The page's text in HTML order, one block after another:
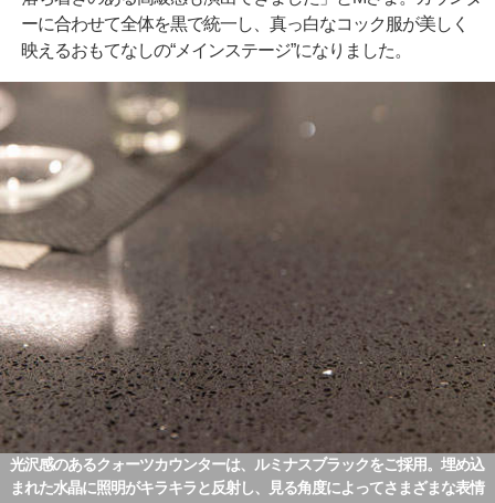
ーに合わせて全体を黒で統一し、真っ白なコック服が美しく
映えるおもてなしの“メインステージ”になりました。
光沢感のあるクォーツカウンターは、ルミナスブラックをご採用。埋め込
まれた水晶に照明がキラキラと反射し、見る角度によってさまざまな表情